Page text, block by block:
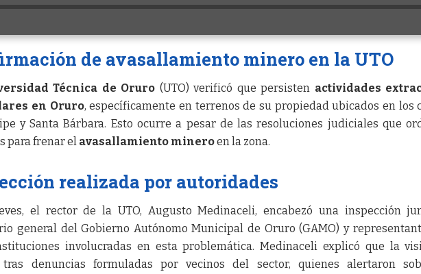
de avasallamiento minero en la UTO
Técnica de Oruro (UTO) verificó que persisten actividades
en Oruro, específicamente en terrenos de su propiedad ubicados en los
y Santa Bárbara. Esto ocurre a pesar de las resoluciones judiciales que
para frenar el avasallamiento mineroen la zona.
realizada por autoridades
el rector de la UTO, Augusto Medinaceli, encabezó una inspección
general del Gobierno Autónomo Municipal de Oruro (GAMO) y
involucradas en esta problemática. Medinaceli explicó que la
tras denuncias formuladas por vecinos del sector, quienes alertaron